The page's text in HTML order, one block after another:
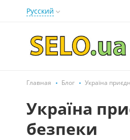
Русский
Главная Блог Україна
Україна
безпеки